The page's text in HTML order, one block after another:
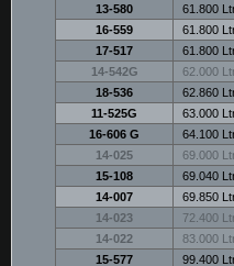
13-580
61.800
16-559
61.800
17-517
61.800
14-542G
62.000
18-536
62.860
11-525G
63.000
16-606 G
64.100
14-025
69.000
15-108
69.040
14-007
69.850
14-023
72.400
14-022
83.000
15-577
99.400